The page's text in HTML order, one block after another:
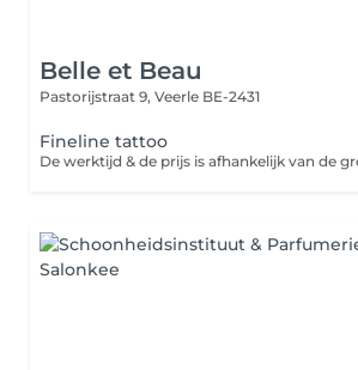
Belle et Beau
Pastorijstraat 9, Veerle BE-2431
Fineline tattoo